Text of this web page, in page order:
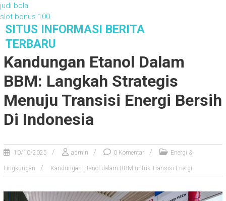
judi bola
slot bonus 100
SITUS INFORMASI BERITA
TERBARU
Kandungan Etanol Dalam
BBM: Langkah Strategis
Menuju Transisi Energi Bersih
Di Indonesia
10/10/2025 admin 0 Komentar Energi &
Lingkungan Kandungan Etanol dalam BBM untuk Transisi Energi